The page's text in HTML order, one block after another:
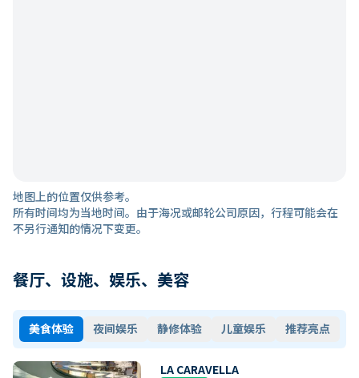
地图上的位置仅供参考。
所有时间均为当地时间。由于海况或邮轮公司原因，行程可能会在
不另行通知的情况下变更。
餐厅、设施、娱乐、美容
美食体验 夜间娱乐 静修体验 儿童娱乐 推荐亮点
LA CARAVELLA